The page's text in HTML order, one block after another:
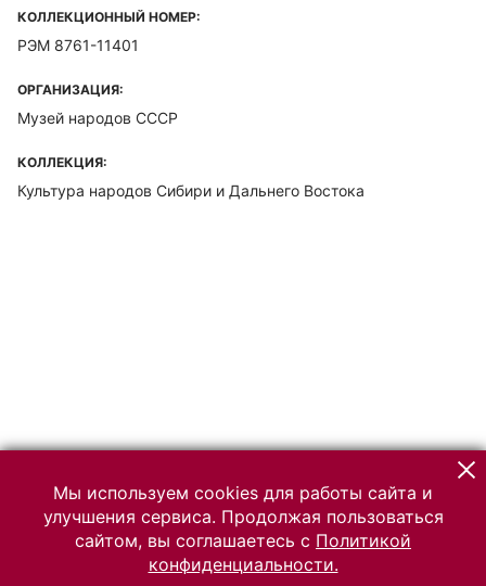
КОЛЛЕКЦИОННЫЙ НОМЕР:
РЭМ 8761-11401
ОРГАНИЗАЦИЯ:
Музей народов СССР
КОЛЛЕКЦИЯ:
Культура народов Сибири и Дальнего Востока
Мы используем cookies для работы сайта и
улучшения сервиса. Продолжая пользоваться
сайтом, вы соглашаетесь с Политикой
конфиденциальности.